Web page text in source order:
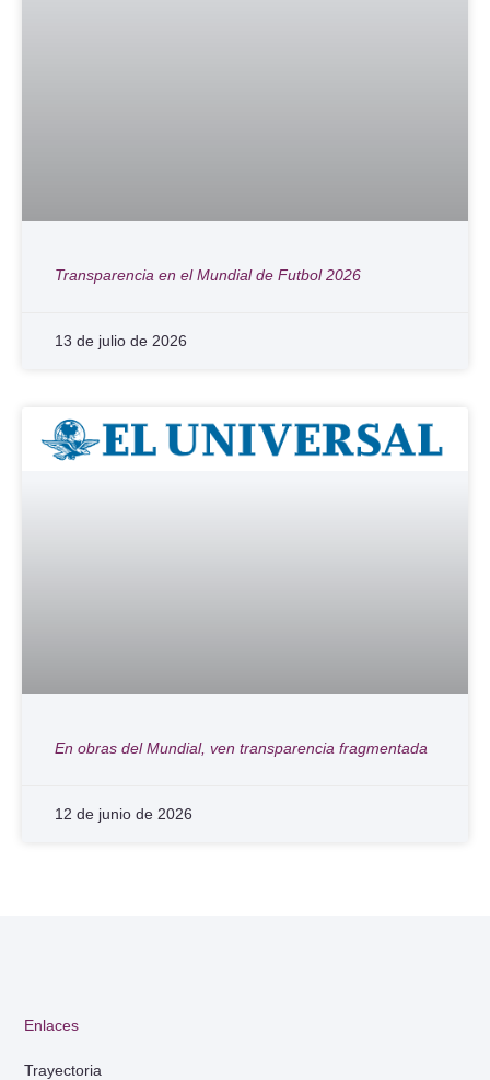
Transparencia en el Mundial de Futbol 2026
13 de julio de 2026
En obras del Mundial, ven transparencia fragmentada
12 de junio de 2026
Enlaces
Trayectoria